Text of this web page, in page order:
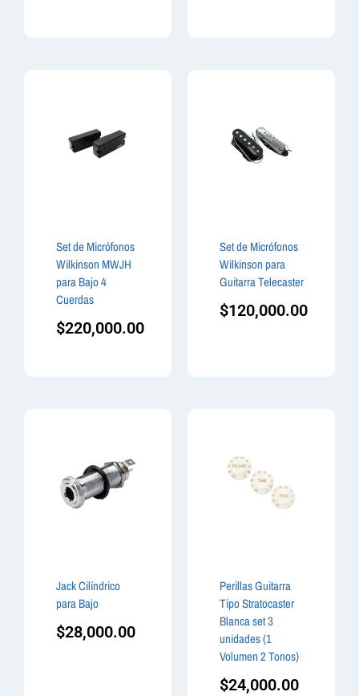
Set de Micrófonos
Wilkinson MWJH
para Bajo 4
Cuerdas
$220,000.00
Set de Micrófonos
Wilkinson para
Guitarra Telecaster
$120,000.00
Jack Cilíndrico
para Bajo
$28,000.00
Perillas Guitarra
Tipo Stratocaster
Blanca set 3
unidades (1
Volumen 2 Tonos)
$24,000.00